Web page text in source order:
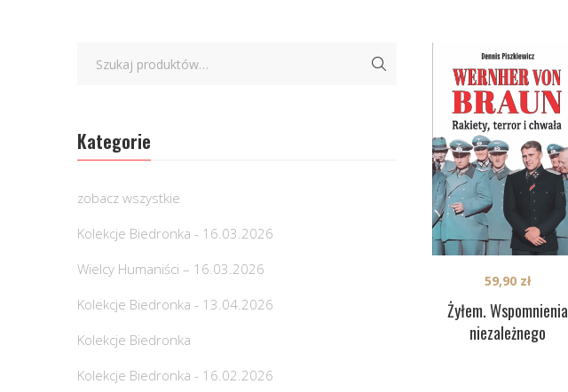
Żyłem. Wspomnienia
niezależnego
59,90 zł
Kategorie
zobacz wszystkie
Kolekcje Biedronka - 16.03.2026
Wielcy Humaniści – 16.03.2026
Kolekcje Biedronka - 13.04.2026
Kolekcje Biedronka
Kolekcje Biedronka - 16.02.2026